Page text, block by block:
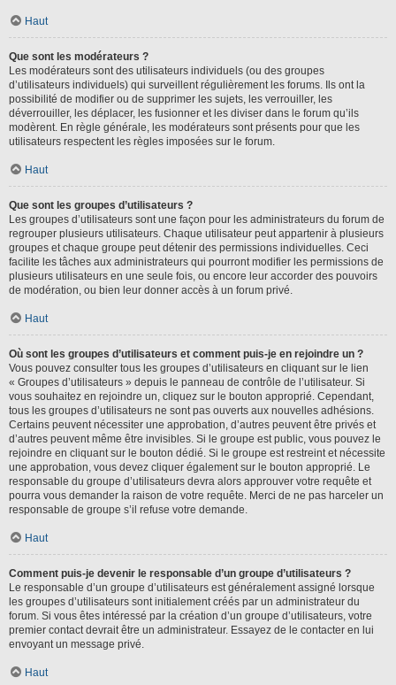
Haut
Que sont les modérateurs ?
Les modérateurs sont des utilisateurs individuels (ou des groupes
d’utilisateurs individuels) qui surveillent régulièrement les forums. Ils ont la
possibilité de modifier ou de supprimer les sujets, les verrouiller, les
déverrouiller, les déplacer, les fusionner et les diviser dans le forum qu’ils
modèrent. En règle générale, les modérateurs sont présents pour que les
utilisateurs respectent les règles imposées sur le forum.
Haut
Que sont les groupes d’utilisateurs ?
Les groupes d’utilisateurs sont une façon pour les administrateurs du forum de
regrouper plusieurs utilisateurs. Chaque utilisateur peut appartenir à plusieurs
groupes et chaque groupe peut détenir des permissions individuelles. Ceci
facilite les tâches aux administrateurs qui pourront modifier les permissions de
plusieurs utilisateurs en une seule fois, ou encore leur accorder des pouvoirs
de modération, ou bien leur donner accès à un forum privé.
Haut
Où sont les groupes d’utilisateurs et comment puis-je en rejoindre un ?
Vous pouvez consulter tous les groupes d’utilisateurs en cliquant sur le lien
« Groupes d’utilisateurs » depuis le panneau de contrôle de l’utilisateur. Si
vous souhaitez en rejoindre un, cliquez sur le bouton approprié. Cependant,
tous les groupes d’utilisateurs ne sont pas ouverts aux nouvelles adhésions.
Certains peuvent nécessiter une approbation, d’autres peuvent être privés et
d’autres peuvent même être invisibles. Si le groupe est public, vous pouvez le
rejoindre en cliquant sur le bouton dédié. Si le groupe est restreint et nécessite
une approbation, vous devez cliquer également sur le bouton approprié. Le
responsable du groupe d’utilisateurs devra alors approuver votre requête et
pourra vous demander la raison de votre requête. Merci de ne pas harceler un
responsable de groupe s’il refuse votre demande.
Haut
Comment puis-je devenir le responsable d’un groupe d’utilisateurs ?
Le responsable d’un groupe d’utilisateurs est généralement assigné lorsque
les groupes d’utilisateurs sont initialement créés par un administrateur du
forum. Si vous êtes intéressé par la création d’un groupe d’utilisateurs, votre
premier contact devrait être un administrateur. Essayez de le contacter en lui
envoyant un message privé.
Haut